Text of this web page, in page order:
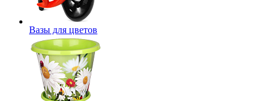
Вазы для цветов